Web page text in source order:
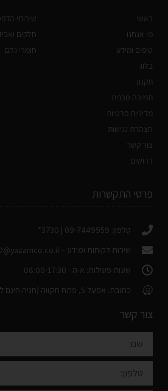
ראשי
מי אנחנו
טיפים ומידע
בלוג
תקנון
תמיכה טכנית
מדיניות פרטיות
הצהרת נגישות
צור קשר
דרושים
שירותי
חלקים
חומרי גלם
פרטי התקשרות
טלפון: 09-7449959 | 3730*
שירות לקוחות ומידע –
שעות פעילות: א-ה - 08:00-17:30
כתובת: אפעל 5, פתח תקווה (חניה חינם ללקוחות)
צור קשר